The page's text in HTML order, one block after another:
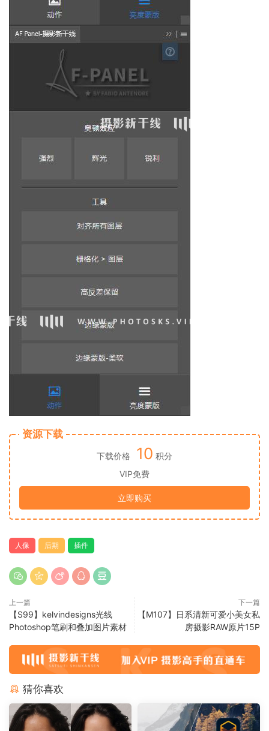
资源下载
下载价格 10 积分
VIP免费
立即购买
人像 后期 插件
上一篇
【S99】kelvindesigns光线
Photoshop笔刷和叠加图片素材
下一篇
【M107】日系清新可爱小美女私
房摄影RAW原片15P
猜你喜欢